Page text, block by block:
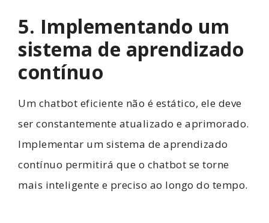
5. Implementando um
sistema de aprendizado
contínuo
Um chatbot eficiente não é estático, ele deve
ser constantemente atualizado e aprimorado.
Implementar um sistema de aprendizado
contínuo permitirá que o chatbot se torne
mais inteligente e preciso ao longo do tempo.